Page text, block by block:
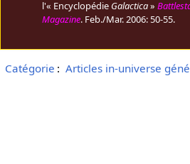
l'« Encyclopédie Galactica»
Magazine. Feb./Mar. 2006: 50-55.
Catégorie : Articles in-universe